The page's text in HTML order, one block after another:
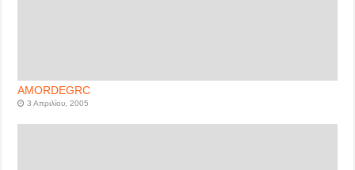
AMORDEGRC
3 Απριλίου, 2005